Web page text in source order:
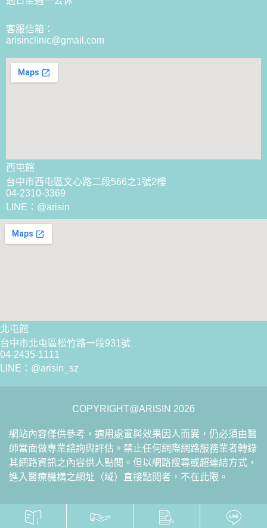
客服信箱：
arisinclinic@gmail.com
西屯館
台中市西屯區文心路二段566之1號2樓
04-2310-3369
LINE：@arisin
北屯館
台中市北屯區松竹路一段931號
04-2435-1111
LINE： @arisin_sz
COPYRIGHT@ARISIN 2026
網站內容僅供參考，適用處置與效果因人而異，仍必須由醫
師當面做專業諮詢與評估。禁止任何網際網路服務業者轉錄
其網路資訊之內容供人點閱。但以網路搜尋或超連結方式，
進入醫療機構之網址（域）直接點閱者，不在此限。